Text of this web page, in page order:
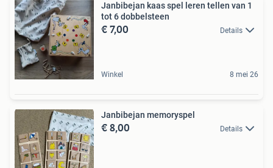
Janbibejan kaas spel leren tellen van 1
tot 6 dobbelsteen
€ 7,00 Details
Winkel 8 mei 26
Janbibejan memoryspel
€ 8,00 Details